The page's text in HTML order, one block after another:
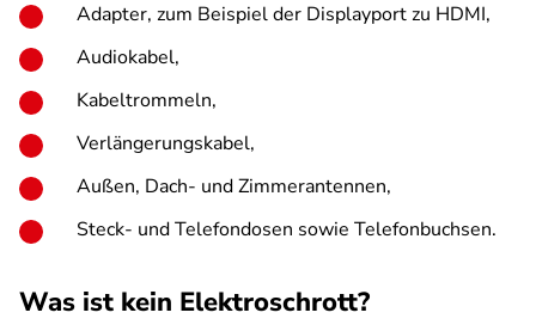
Adapter, zum Beispiel der Displayport zu HDMI,
Audiokabel,
Kabeltrommeln,
Verlängerungskabel,
Außen, Dach- und Zimmerantennen,
Steck- und Telefondosen sowie Telefonbuchsen.
Was ist kein Elektroschrott?